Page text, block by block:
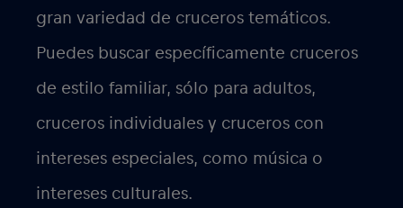
gran variedad de cruceros temáticos.
Puedes buscar específicamente cruceros
de estilo familiar, sólo para adultos,
cruceros individuales y cruceros con
intereses especiales, como música o
intereses culturales.